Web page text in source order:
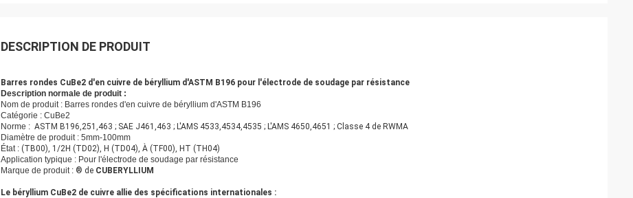
DESCRIPTION DE PRODUIT
Barres rondes CuBe2 d'en cuivre de béryllium d'ASTM B196 pour l'électrode de soudage par résistance
Description normale de produit :
Nom de produit : Barres rondes d'en cuivre de béryllium d'ASTM B196
Catégorie : CuBe2
Norme : ASTM B196,251,463 ; SAE J461,463 ; L'AMS 4533,4534,4535 ; L'AMS 4650,4651 ; Classe 4 de RWMA
Diamètre de produit : 5mm-100mm
État : (TB00), 1/2H (TD02), H (TD04), À (TF00), HT (TH04)
Application typique : Pour l'électrode de soudage par résistance
Marque de produit : ® de CUBERYLLIUM
Le béryllium CuBe2 de cuivre allie des spécifications internationales :